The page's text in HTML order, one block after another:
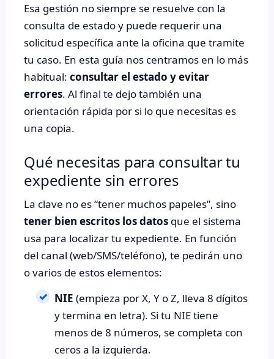
Esa gestión no siempre se resuelve con la
consulta de estado y puede requerir una
solicitud específica ante la oficina que tramite
tu caso. En esta guía nos centramos en lo más
habitual:consultar el estado y evitar
errores. Al final te dejo también una
orientación rápida por si lo que necesitas es
una copia.
Qué necesitas para consultar tu
expediente sin errores
La clave no es “tener muchos papeles”, sino
tener bien escritos los datos que el sistema
usa para localizar tu expediente. En función
del canal (web/SMS/teléfono), te pedirán uno
o varios de estos elementos:
NIE (empieza por X, Y o Z, lleva 8 dígitos
y termina en letra). Si tu NIE tiene
menos de 8 números, se completa con
ceros a la izquierda.